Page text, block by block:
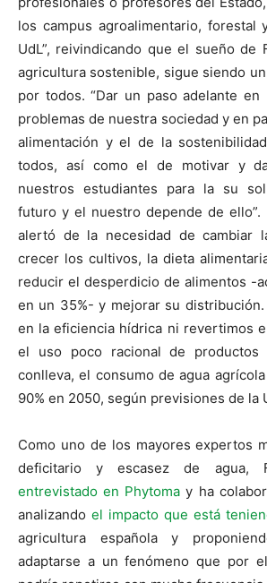
los campus agroalimentario, forestal
UdL”, reivindicando que el sueño de
agricultura sostenible, sigue siendo
por todos. “Dar un paso adelante
problemas de nuestra sociedad y en
alimentación y el de la
todos, así como el de motivar y
nuestros estudiantes para la su
futuro y el nuestro depende de
alertó de la necesidad de cambiar
crecer los cultivos, la dieta
reducir el desperdicio de alimentos -
en un 35%- y mejorar su distribución.
en la eficiencia hídrica ni revertimos
el uso poco racional de productos
conlleva, el consumo de agua
90% en 2050, según previsiones de la
Como uno de los mayores expertos
deficitario y escasez de agua,
entrevistado en Phytoma y ha
analizando el impacto que está
agricultura española y
adaptarse a un fenómeno que por